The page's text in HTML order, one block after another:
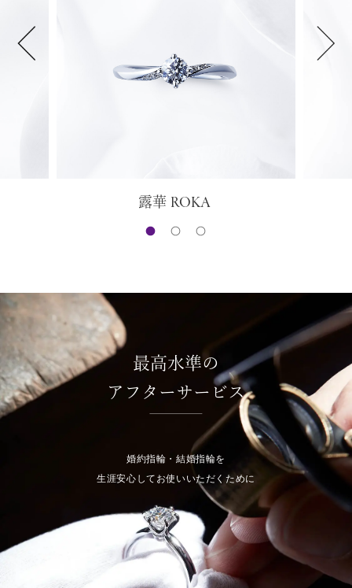
露華 ROKA
最高水準の
アフターサービス
婚約指輪・結婚指輪を
生涯安心してお使いいただくために